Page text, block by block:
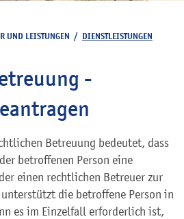
UND LEISTUNGEN / DIENSTLEISTUNGEN
-
Betreuung bedeutet, dass
betroffenen Person eine
einen rechtlichen Betreuer zur
die betroffene Person in
es im Einzelfall erforderlich ist,